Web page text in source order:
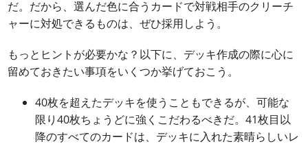
だ。だから、選んだ色に合うカードで対戦相手のクリーチ
ャーに対処できるものは、ぜひ採用しよう。
もっとヒントが必要かな？以下に、デッキ作成の際に心に
留めておきたい事項をいくつか挙げておこう。
40枚を超えたデッキを使うこともできるが、可能な
限り40枚ちょうどに強くこだわるべきだ。41枚目以
降のすべてのカードは、デッキに入れた素晴らしいレ